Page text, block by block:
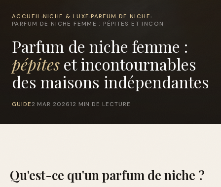
ACCUEIL ›NICHE & LUXE ›PARFUM DE NICHE ›
PARFUM DE NICHE FEMME : PÉPITES ET INCON
Parfum de niche femme :
pépites et incontournables
des maisons indépendantes
GUIDE 2 MAR 202612 MIN DE LECTURE
Qu'est-ce qu'un parfum de niche ?